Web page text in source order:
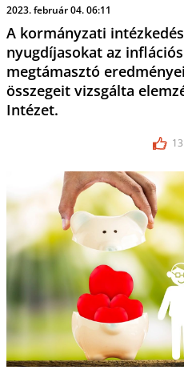
2023. február 04. 06:11
A kormányzati
nyugdíjasokat az
megtámasztó
összegeit vizsgálta
Intézet.
13